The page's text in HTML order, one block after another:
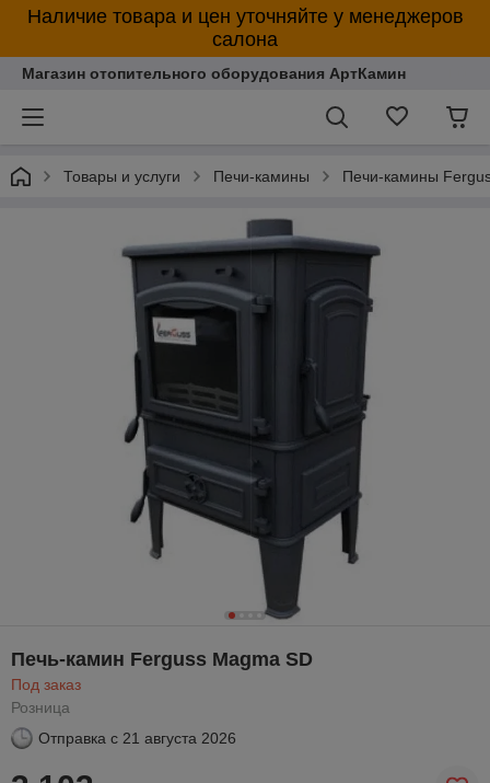
Наличие товара и цен уточняйте у менеджеров
салона
Магазин отопительного оборудования АртКамин
Товары и услуги Печи-камины Печи-камины
Печь-камин Ferguss Magma SD
Под заказ
Розница
Отправка с 21 августа 2026